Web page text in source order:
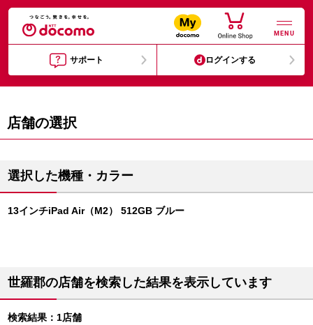
MENU
サポート ログインする
店舗の選択
選択した機種・カラー
13インチiPad Air（M2） 512GB ブルー
世羅郡の店舗を検索した結果を表示しています
検索結果：1店舗